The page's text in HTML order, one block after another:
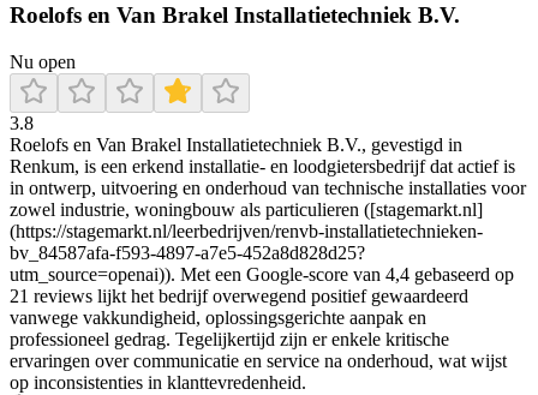
Roelofs en Van Brakel Installatietechniek B.V.
Nu open
3.8
Roelofs en Van Brakel Installatietechniek B.V., gevestigd in
Renkum, is een erkend installatie- en loodgietersbedrijf dat actief is
in ontwerp, uitvoering en onderhoud van technische installaties voor
zowel industrie, woningbouw als particulieren ([stagemarkt.nl]
(https://stagemarkt.nl/leerbedrijven/renvb-installatietechnieken-
bv_84587afa-f593-4897-a7e5-452a8d828d25?
utm_source=openai)). Met een Google-score van 4,4 gebaseerd op
21 reviews lijkt het bedrijf overwegend positief gewaardeerd
vanwege vakkundigheid, oplossingsgerichte aanpak en
professioneel gedrag. Tegelijkertijd zijn er enkele kritische
ervaringen over communicatie en service na onderhoud, wat wijst
op inconsistenties in klanttevredenheid.